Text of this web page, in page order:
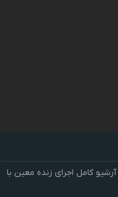
کامل اجرای زنده معین با